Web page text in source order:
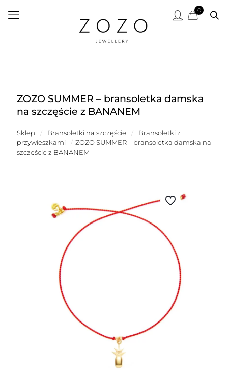
0
ZOZO SUMMER – bransoletka damska
na szczęście z BANANEM
Sklep / Bransoletki na szczęście /
Bransoletki z
przywieszkami
/ ZOZO SUMMER – bransoletka damska na
szczęście z BANANEM